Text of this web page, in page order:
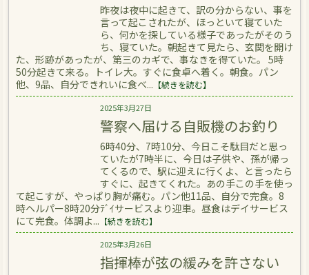
昨夜は夜中に起きて、訳の分からない、事を
言って起こされたが、ほっといて寝ていた
ら、何かを探している様子であったがそのう
ち、寝ていた。朝起きて見たら、玄関を開け
た、形跡があったが、第三のカギで、事なきを得ていた。 5時
50分起きて来る。トイレ大。すぐに食卓へ着く。朝食。パン
他、9品、自分できれいに食べ... 【続きを読む】
2025年3月27日
警察へ届ける自販機のお釣り
6時40分、7時10分、今日こそ駄目だと思っ
ていたが7時半に、今日は子供や、孫が帰っ
てくるので、駅に迎えに行くよ、と言ったら
すぐに、起きてくれた。あの手この手を使っ
て起こすが、やっぱり胸が痛む。パン他11品、自分で完食。8
時ヘルパー8時20分ﾃﾞｲサービスより迎車。昼食はデイサービス
にて完食。体調よ... 【続きを読む】
2025年3月26日
指揮棒が弦の緩みを許さない